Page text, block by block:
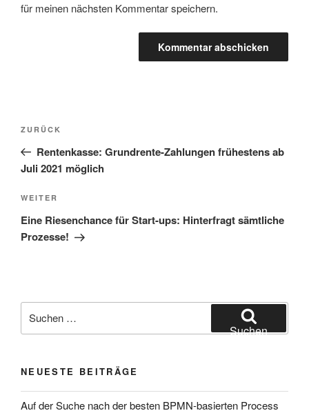
für meinen nächsten Kommentar speichern.
Beitragsnavigation
Vorheriger
Beitrag
ZURÜCK
Rentenkasse: Grundrente-Zahlungen frühestens ab
Juli 2021 möglich
Nächster
Beitrag
WEITER
Eine Riesenchance für Start-ups: Hinterfragt sämtliche
Prozesse!
nach:
Suchen
NEUESTE BEITRÄGE
Auf der Suche nach der besten BPMN-basierten Process